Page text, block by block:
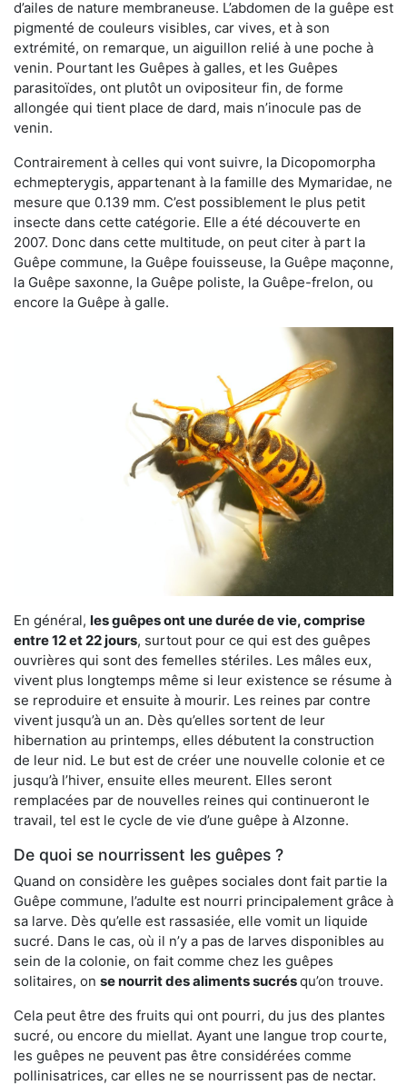
d’ailes de nature membraneuse. L’abdomen de la guêpe est
pigmenté de couleurs visibles, car vives, et à son
extrémité, on remarque, un aiguillon relié à une poche à
venin. Pourtant les Guêpes à galles, et les Guêpes
parasitoïdes, ont plutôt un ovipositeur fin, de forme
allongée qui tient place de dard, mais n’inocule pas de
venin.
Contrairement à celles qui vont suivre, la Dicopomorpha
echmepterygis, appartenant à la famille des Mymaridae, ne
mesure que 0.139 mm. C’est possiblement le plus petit
insecte dans cette catégorie. Elle a été découverte en
2007. Donc dans cette multitude, on peut citer à part la
Guêpe commune, la Guêpe fouisseuse, la Guêpe maçonne,
la Guêpe saxonne, la Guêpe poliste, la Guêpe-frelon, ou
encore la Guêpe à galle.
En général, les guêpes ont une durée de vie, comprise
entre 12 et 22 jours, surtout pour ce qui est des guêpes
ouvrières qui sont des femelles stériles. Les mâles eux,
vivent plus longtemps même si leur existence se résume à
se reproduire et ensuite à mourir. Les reines par contre
vivent jusqu’à un an. Dès qu’elles sortent de leur
hibernation au printemps, elles débutent la construction
de leur nid. Le but est de créer une nouvelle colonie et ce
jusqu’à l’hiver, ensuite elles meurent. Elles seront
remplacées par de nouvelles reines qui continueront le
travail, tel est le cycle de vie d’une guêpe à Alzonne.
De quoi se nourrissent les guêpes ?
Quand on considère les guêpes sociales dont fait partie la
Guêpe commune, l’adulte est nourri principalement grâce à
sa larve. Dès qu’elle est rassasiée, elle vomit un liquide
sucré. Dans le cas, où il n’y a pas de larves disponibles au
sein de la colonie, on fait comme chez les guêpes
solitaires, on se nourrit des aliments sucrésqu’on trouve.
Cela peut être des fruits qui ont pourri, du jus des plantes
sucré, ou encore du miellat. Ayant une langue trop courte,
les guêpes ne peuvent pas être considérées comme
pollinisatrices, car elles ne se nourrissent pas de nectar.